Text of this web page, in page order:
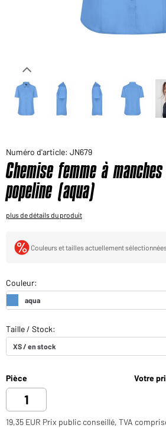
Voudriez-vous acheter des
Numéro d'article: JN679
Chemise femme à
popeline (aqua)
plus de détails du produit
Couleurs et tailles actuellement
Pièce Votre
19,35 EUR Prix public conseillé, TVA